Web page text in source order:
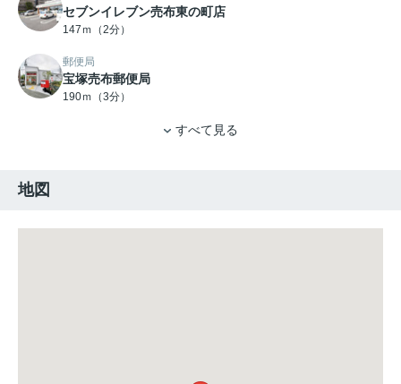
セブンイレブン売布東の町店
147ｍ（2分）
郵便局
宝塚売布郵便局
190ｍ（3分）
すべて見る
地図